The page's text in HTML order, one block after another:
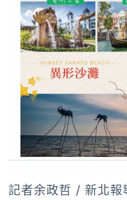
記者余政哲 / 新北報